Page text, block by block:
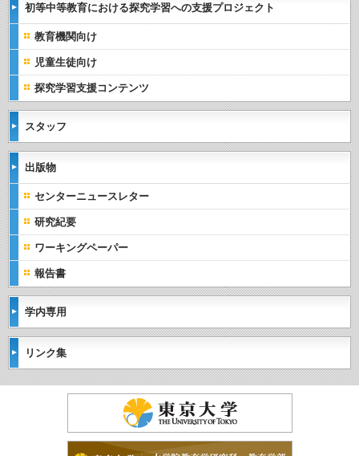
初等中等教育における探究学習への支援プロジェクト
教育機関向け
児童生徒向け
探究学習支援コンテンツ
スタッフ
出版物
センターニュースレター
研究紀要
ワーキングペーパー
報告書
学内専用
リンク集